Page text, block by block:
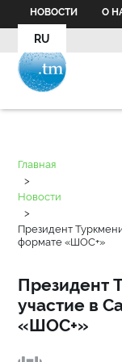
НОВОСТИ О
RU
Главная
>
Новости
>
Президент
формате «ШОС+»
Президент
участие в
«ШОС+»